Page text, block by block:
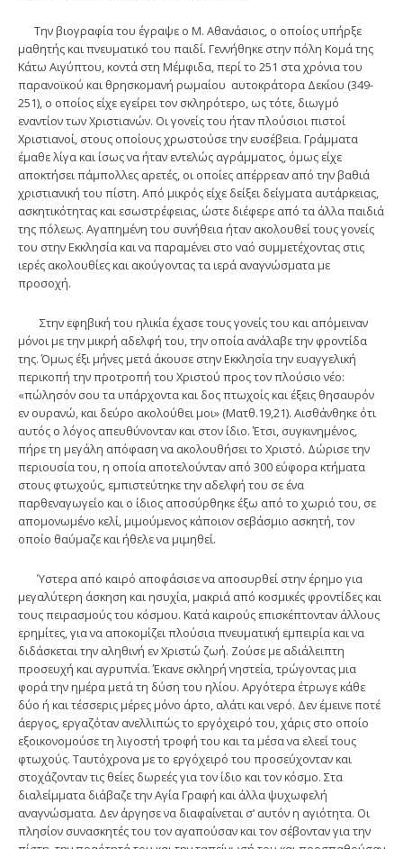
Την βιογραφία του έγραψε ο Μ. Αθανάσιος, ο οποίος υπήρξε
μαθητής και πνευματικό του παιδί. Γεννήθηκε στην πόλη Κομά της
Κάτω Αιγύπτου, κοντά στη Μέμφιδα, περί το 251 στα χρόνια του
παρανοϊκού και θρησκομανή ρωμαίου αυτοκράτορα Δεκίου (349-
251), ο οποίος είχε εγείρει τον σκληρότερο, ως τότε, διωγμό
εναντίον των Χριστιανών. Οι γονείς του ήταν πλούσιοι πιστοί
Χριστιανοί, στους οποίους χρωστούσε την ευσέβεια. Γράμματα
έμαθε λίγα και ίσως να ήταν εντελώς αγράμματος, όμως είχε
αποκτήσει πάμπολλες αρετές, οι οποίες απέρρεαν από την βαθιά
χριστιανική του πίστη. Από μικρός είχε δείξει δείγματα αυτάρκειας,
ασκητικότητας και εσωστρέφειας, ώστε διέφερε από τα άλλα παιδιά
της πόλεως. Αγαπημένη του συνήθεια ήταν ακολουθεί τους γονείς
του στην Εκκλησία και να παραμένει στο ναό συμμετέχοντας στις
ιερές ακολουθίες και ακούγοντας τα ιερά αναγνώσματα με
προσοχή.
Στην εφηβική του ηλικία έχασε τους γονείς του και απόμειναν
μόνοι με την μικρή αδελφή του, την οποία ανάλαβε την φροντίδα
της. Όμως έξι μήνες μετά άκουσε στην Εκκλησία την ευαγγελική
περικοπή την προτροπή του Χριστού προς τον πλούσιο νέο:
«πώλησόν σου τα υπάρχοντα και δος πτωχοίς και έξεις θησαυρόν
εν ουρανώ, και δεύρο ακολούθει μοι» (Ματθ.19,21). Αισθάνθηκε ότι
αυτός ο λόγος απευθύνονταν και στον ίδιο. Έτσι, συγκινημένος,
πήρε τη μεγάλη απόφαση να ακολουθήσει το Χριστό. Δώρισε την
περιουσία του, η οποία αποτελούνταν από 300 εύφορα κτήματα
στους φτωχούς, εμπιστεύτηκε την αδελφή του σε ένα
παρθεναγωγείο και ο ίδιος αποσύρθηκε έξω από το χωριό του, σε
απομονωμένο κελί, μιμούμενος κάποιον σεβάσμιο ασκητή, τον
οποίο θαύμαζε και ήθελε να μιμηθεί.
Ύστερα από καιρό αποφάσισε να αποσυρθεί στην έρημο για
μεγαλύτερη άσκηση και ησυχία, μακριά από κοσμικές φροντίδες και
τους πειρασμούς του κόσμου. Κατά καιρούς επισκέπτονταν άλλους
ερημίτες, για να αποκομίζει πλούσια πνευματική εμπειρία και να
διδάσκεται την αληθινή εν Χριστώ ζωή. Ζούσε με αδιάλειπτη
προσευχή και αγρυπνία. Έκανε σκληρή νηστεία, τρώγοντας μια
φορά την ημέρα μετά τη δύση του ηλίου. Αργότερα έτρωγε κάθε
δύο ή και τέσσερις μέρες μόνο άρτο, αλάτι και νερό. Δεν έμεινε ποτέ
άεργος, εργαζόταν ανελλιπώς το εργόχειρό του, χάρις στο οποίο
εξοικονομούσε τη λιγοστή τροφή του και τα μέσα να ελεεί τους
φτωχούς. Ταυτόχρονα με το εργόχειρό του προσεύχονταν και
στοχάζονταν τις θείες δωρεές για τον ίδιο και τον κόσμο. Στα
διαλείμματα διάβαζε την Αγία Γραφή και άλλα ψυχωφελή
αναγνώσματα. Δεν άργησε να διαφαίνεται σ’ αυτόν η αγιότητα. Οι
πλησίον συνασκητές του τον αγαπούσαν και τον σέβονταν για την